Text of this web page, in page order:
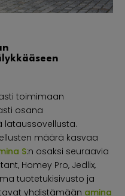
toimimaan
osana
lataussovellusta.
määrä kasvaa
S:n osaksi seuraavia
Homey Pro, Jedlix,
tuotetukisivusto ja
yhdistämään amina